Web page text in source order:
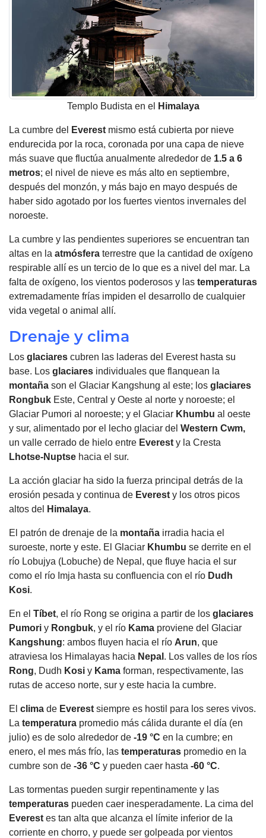
Templo Budista en el Himalaya
La cumbre del Everest mismo está cubierta por nieve
endurecida por la roca, coronada por una capa de nieve
más suave que fluctúa anualmente alrededor de 1.5 a 6
metros; el nivel de nieve es más alto en septiembre,
después del monzón, y más bajo en mayo después de
haber sido agotado por los fuertes vientos invernales del
noroeste.
La cumbre y las pendientes superiores se encuentran tan
altas en la atmósfera terrestre que la cantidad de oxígeno
respirable allí es un tercio de lo que es a nivel del mar. La
falta de oxígeno, los vientos poderosos y las temperaturas
extremadamente frías impiden el desarrollo de cualquier
vida vegetal o animal allí.
Drenaje y clima
Los glaciares cubren las laderas del Everest hasta su
base. Los glaciares individuales que flanquean la
montaña son el Glaciar Kangshung al este; los glaciares
Rongbuk Este, Central y Oeste al norte y noroeste; el
Glaciar Pumori al noroeste; y el Glaciar Khumbu al oeste
y sur, alimentado por el lecho glaciar del Western Cwm,
un valle cerrado de hielo entre Everest y la Cresta
Lhotse-Nuptse hacia el sur.
La acción glaciar ha sido la fuerza principal detrás de la
erosión pesada y continua de Everest y los otros picos
altos del
Himalaya.
El patrón de drenaje de la montaña irradia hacia el
suroeste, norte y este. El Glaciar Khumbu se derrite en el
río Lobujya (Lobuche) de Nepal, que fluye hacia el sur
como el río Imja hasta su confluencia con el río Dudh
Kosi.
En el Tíbet, el río Rong se origina a partir de los glaciares
Pumori y Rongbuk, y el río Kama proviene del Glaciar
Kangshung: ambos fluyen hacia el río Arun, que
atraviesa los Himalayas hacia Nepal . Los valles de los ríos
Rong, Dudh Kosi y Kama forman, respectivamente, las
rutas de acceso norte, sur y este hacia la cumbre.
El clima de Everest siempre es hostil para los seres vivos.
La temperatura promedio más cálida durante el día (en
julio) es de solo alrededor de -19 °C en la cumbre; en
enero, el mes más frío, las temperaturas promedio en la
cumbre son de -36 °C y pueden caer hasta -60 °C.
Las tormentas pueden surgir repentinamente y las
temperaturas pueden caer inesperadamente. La cima del
Everest es tan alta que alcanza el límite inferior de la
corriente en chorro, y puede ser golpeada por vientos